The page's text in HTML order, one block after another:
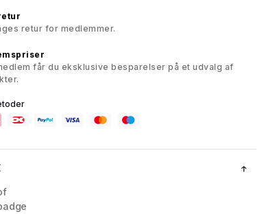
retur for medlemmer.
får du eksklusive besparelser på et udvalg af